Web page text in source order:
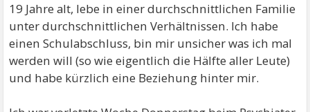
19 Jahre alt, lebe in einer durchschnittlichen Familie
unter durchschnittlichen Verhältnissen. Ich habe
einen Schulabschluss, bin mir unsicher was ich mal
werden will (so wie eigentlich die Hälfte aller Leute)
und habe kürzlich eine Beziehung hinter mir.